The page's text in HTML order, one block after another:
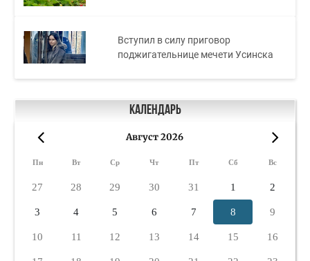
Вступил в силу приговор
поджигательнице мечети Усинска
Календарь
Август 2026
Пн Вт Ср Чт Пт Сб Вс
27 28 29 30 31 1 2
3 4 5 6 7 8 9
10 11 12 13 14 15 16